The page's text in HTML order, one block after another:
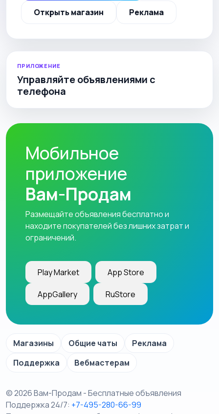
Открыть магазин Реклама
ПРИЛОЖЕНИЕ
Управляйте объявлениями с
телефона
Мобильное
приложение
Вам-Продам
Размещайте объявления бесплатно и
находите покупателей без лишних затрат и
ограничений.
Play Market App Store
AppGallery RuStore
Магазины Общие чаты
Реклама
Поддержка
Вебмастерам
© 2026 Вам-Продам - Бесплатные объявления
Поддержка 24/7: +7-495-280-66-99